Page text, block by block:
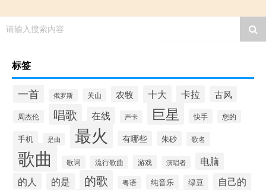
请输入搜索内容
标签
一首 俄罗斯 关山 农牧 十大 卡拉 古风
周杰伦 唱歌 在线 声卡 巨星 快手 您的
手机 是由 最火 有哪些 朱砂 歌名
歌曲 歌词 流行歌曲 游戏 演唱者 电脑
的人 的是 的歌 粤语 纯音乐 绿豆 自己的